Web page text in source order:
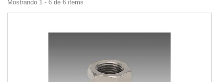
Mostrando 1 - 6 de 6 items